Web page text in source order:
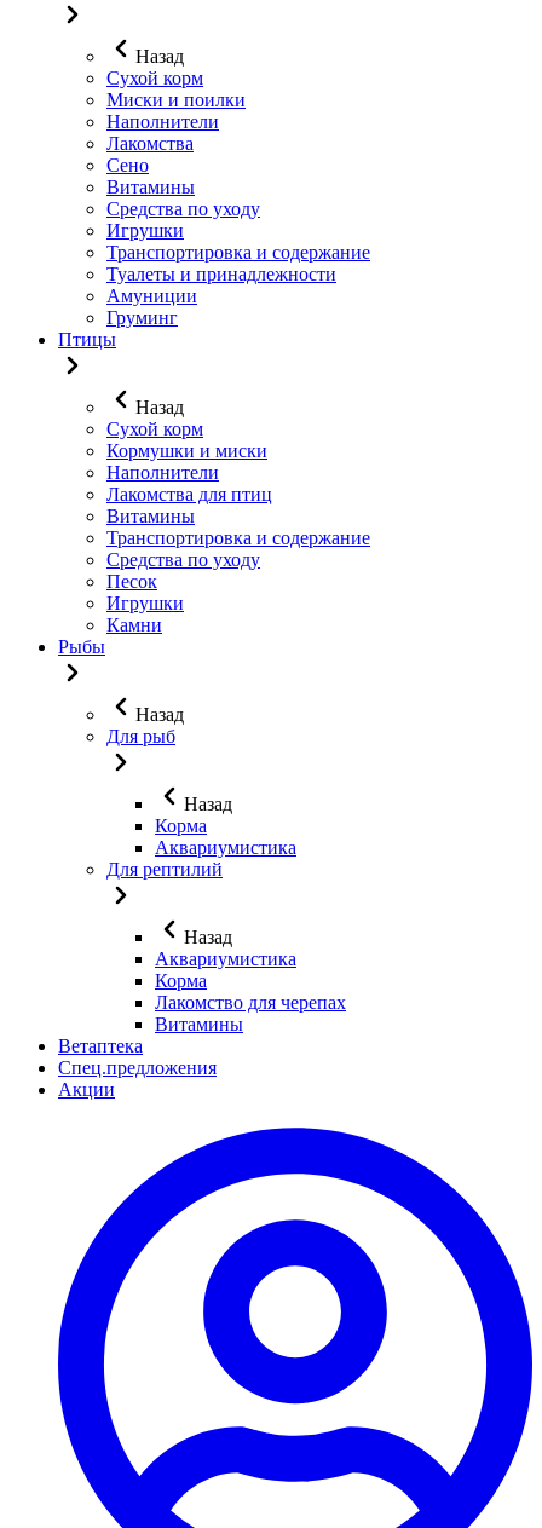
Назад
Сухой корм
Миски и поилки
Наполнители
Лакомства
Сено
Витамины
Средства по уходу
Игрушки
Транспортировка и содержание
Туалеты и принадлежности
Амуниции
Груминг
Птицы
Назад
Сухой корм
Кормушки и миски
Наполнители
Лакомства для птиц
Витамины
Транспортировка и содержание
Средства по уходу
Песок
Игрушки
Камни
Рыбы
Назад
Для рыб
Назад
Корма
Аквариумистика
Для рептилий
Назад
Аквариумистика
Корма
Лакомство для черепах
Витамины
Ветаптека
Спец.предложения
Акции